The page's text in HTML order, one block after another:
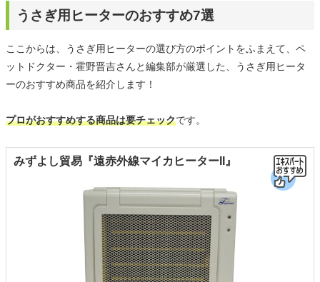
うさぎ用ヒーターのおすすめ7選
ここからは、うさぎ用ヒーターの選び方のポイントをふまえて、ペ
ットドクター・霍野晋吉さんと編集部が厳選した、うさぎ用ヒータ
ーのおすすめ商品を紹介します！
プロがおすすめする商品は要チェックです。
みずよし貿易『遠赤外線マイカヒーターII』